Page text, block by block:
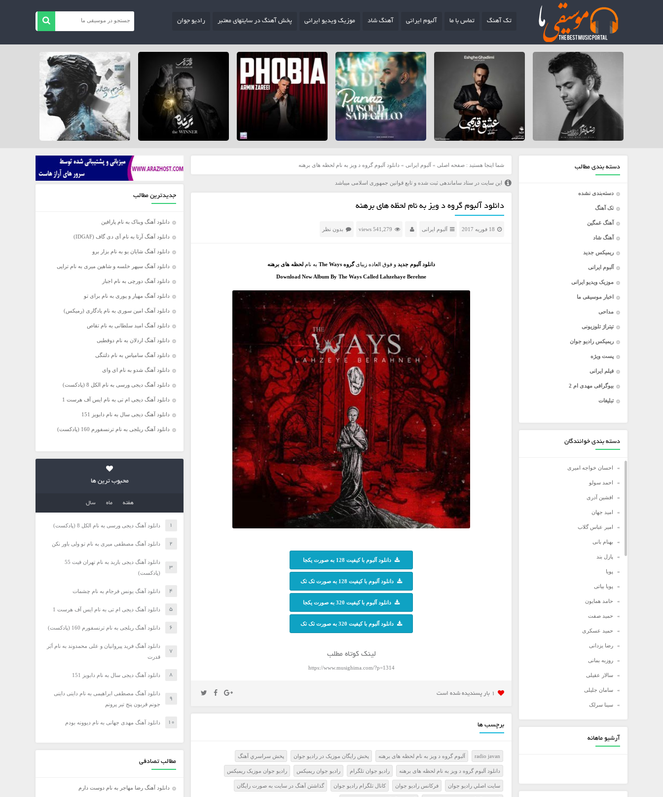
تک آهنگ تماس با ما آلبوم ایرانی آهنگ شاد موزیک ویدیو ایرانی پخش آهنگ در سایتهای معتبر رادیو جوان
دسته بندی مطالب
دسته‌بندی نشده
تک آهنگ
آهنگ غمگین
آهنگ شاد
ریمیکس جدید
آلبوم ایرانی
موزیک ویدیو ایرانی
اخبار موسیقی ما
مداحی
تیتراژ تلوزیونی
ریمیکس رادیو جوان
پست ویژه
فیلم ایرانی
بیوگرافی مهدی ام 2
تبلیغات
دسته بندی خوانندگان
احسان خواجه امیری
احمد سولو
افشین آدری
امید جهان
امیر عباس گلاب
بهنام بانی
پازل بند
پویا
پویا بیاتی
حامد همایون
حمید صفت
حمید عسکری
رضا یزدانی
روزبه بمانی
سالار عقیلی
سامان جلیلی
سینا سرلک
شادمهر عقیلی
آرشیو ماهانه
شما اینجا هستید : صفحه اصلی » آلبوم ایرانی » دانلود آلبوم گروه د ویز به نام لحظه های برهنه
این سایت در ستاد ساماندهی ثبت شده و تابع قوانین جمهوری اسلامی میباشد
دانلود آلبوم گروه د ویز به نام لحظه های برهنه
18 فوریه 2017 آلبوم ایرانی 541,279 views بدون نظر
دانلود آلبوم جدید و فوق العاده زیبایگروه The Ways به نام لحظه های برهنه
Download New Album By The Ways Called Lahzehaye Berehne
دانلود آلبوم با کیفیت 128 به صورت یکجا
دانلود آلبوم با کیفیت 128 به صورت تک تک
دانلود آلبوم با کیفیت 320 به صورت یکجا
دانلود آلبوم با کیفیت 320 به صورت تک تک
لینک کوتاه مطلب
https://www.musighima.com/?p=1314
1 بار پسنديده شده است
برچسب ها
radio javan آلبوم گروه د ویز به نام لحظه های برهنه پخش رايگان موزيک در راديو جوان پخش سراسري آهنگ
دانلود آلبوم گروه د ویز به نام لحظه های برهنه راديو جوان تلگرام راديو جوان ريميکس راديو جوان موزيک ريميکس
سايت اصلي راديو جوان فرکانس راديو جوان کانال تلگرام راديو جوان گذاشتن آهنگ در سايت به صورت رايگان
جدیدترین مطالب
دانلود آهنگ ویناک به نام پارافین
دانلود آهنگ آرتا به نام آی دی گاف (IDGAF)
دانلود آهنگ شایان یو به نام بزار برو
دانلود آهنگ سپهر خلسه و شاهین میری به نام تراپی
دانلود آهنگ دورچی به نام اجبار
دانلود آهنگ مهیار و پوری به نام برای تو
دانلود آهنگ امین سوری به نام یادگاری (رمیکس)
دانلود آهنگ امید سلطانی به نام تقاص
دانلود آهنگ اردلان به نام دوقطبی
دانلود آهنگ سامیاس به نام دلتنگی
دانلود آهنگ شدو به نام ای وای
دانلود آهنگ دیجی ورسی به نام الکل 8 (پادکست)
دانلود آهنگ دیجی ام تی به نام ایس آف هرست 1
دانلود آهنگ دیجی سال به نام دابویز 151
دانلود آهنگ ریلجی به نام ترنسفورم 160 (پادکست)
محبوب ترین ها
هفته ماه سال
دانلود آهنگ دیجی ورسی به نام الکل 8 (پادکست)
دانلود آهنگ مصطفی میری به نام تو ولی باور نکن
دانلود آهنگ دیجی باربد به نام تهران فیت 55
(پادکست)
دانلود آهنگ یونس فرجام به نام چشمات
دانلود آهنگ دیجی ام تی به نام ایس آف هرست 1
دانلود آهنگ ریلجی به نام ترنسفورم 160 (پادکست)
دانلود آهنگ فرید پیروانیان و علی محمدوند به نام اَبَر
قدرت
دانلود آهنگ دیجی سال به نام دابویز 151
دانلود آهنگ مصطفی ابراهیمی به نام داینی داینی
جونم قربون پنج تیر پرونم
دانلود آهنگ مهدی جهانی به نام دیوونه بودم
مطالب تصادفی
دانلود آهنگ رضا مهاجر به نام دوست دارم